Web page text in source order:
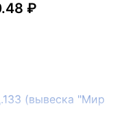
₽
(вывеска "Мир